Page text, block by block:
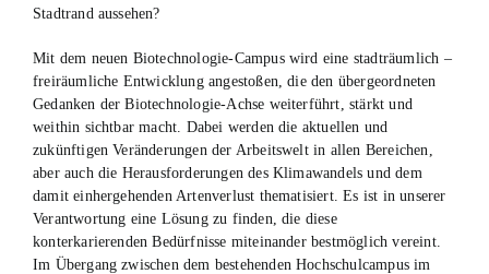
Stadtrand aussehen?
Mit dem neuen Biotechnologie-Campus wird eine stadträumlich –
freiräumliche Entwicklung angestoßen, die den übergeordneten
Gedanken der Biotechnologie-Achse weiterführt, stärkt und
weithin sichtbar macht. Dabei werden die aktuellen und
zukünftigen Veränderungen der Arbeitswelt in allen Bereichen,
aber auch die Herausforderungen des Klimawandels und dem
damit einhergehenden Artenverlust thematisiert. Es ist in unserer
Verantwortung eine Lösung zu finden, die diese
konterkarierenden Bedürfnisse miteinander bestmöglich vereint.
Im Übergang zwischen dem bestehenden Hochschulcampus im